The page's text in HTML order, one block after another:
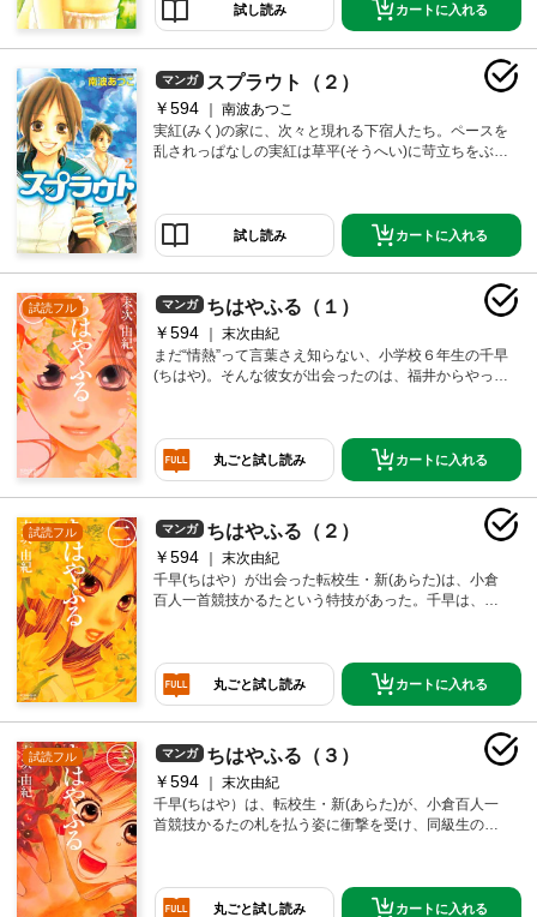
試し読み カートに入れる
マンガ スプラウト（２）
￥594
南波あつこ
実紅(みく)の家に、次々と現れる下宿人たち。ペースを
乱されっぱなしの実紅は草平(そうへい)に苛立ちをぶつ
で歩いてる若葉の季節のラブストーリー。
試し読み カートに入れる
試読フル マンガ ちはやふる（１）
￥594
末次由紀
まだ“情熱”って言葉さえ知らない、小学校６年生の千早
(ちはや)。そんな彼女が出会ったのは、福井からやって
首競技かるた。千早は、誰よりも速く誰よりも夢中に
札を払う新の姿に衝撃を受ける。しかし、そんな新を
釘付けにしたのは千早のずば抜けた「才能」だっ
た……。まぶしいほどに一途な思いが交差する青春ス
トーリー、いよいよ開幕!!
丸ごと試し読み カートに入れる
試読フル マンガ ちはやふる（２）
￥594
末次由紀
千早(ちはや）が出会った転校生・新(あらた)は、小倉
百人一首競技かるたという特技があった。千早は、誰
能」だった。同級生の太一も加わり挑んだ団体戦。別
れの切なさを知った卒業式……。高校生になった千早
は、離れていても、三人のかるたへの情熱は変わらな
いと信じていたが――!? 千早たちの切なる想いがきら
めく第２巻!!
丸ごと試し読み カートに入れる
試読フル マンガ ちはやふる（３）
￥594
末次由紀
千早(ちはや）は、転校生・新(あらた)が、小倉百人一
首競技かるたの札を払う姿に衝撃を受け、同級生の太
は、新との再会の日のため、強くなることを太一と誓
い合う。そんな二人の情熱に導かれた新たな仲間とと
丸ごと試し読み カートに入れる